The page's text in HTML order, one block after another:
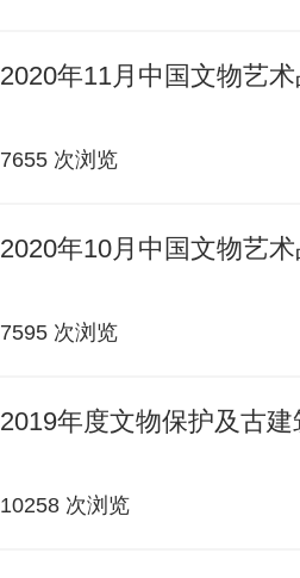
2020年11月中国文物艺
7655 次浏览
2020年10月中国文物艺
7595 次浏览
2019年度文物保护及古
10258 次浏览